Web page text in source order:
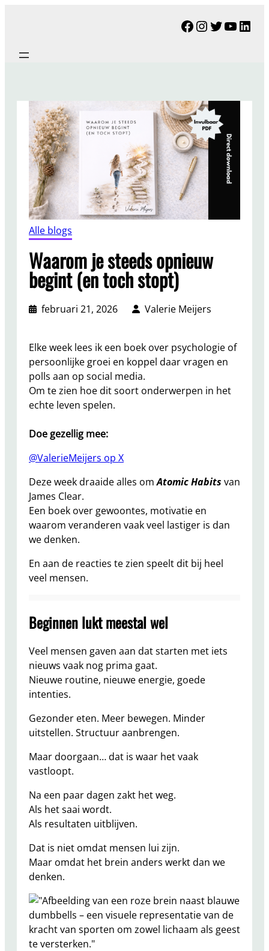
inhoud
Facebook
Instagram
Twitter
Alle blogs
Waarom je steeds opnieuw
begint (en toch stopt)
februari 21, 2026 Valerie Meijers
Elke week lees ik een boek over psychologie of
persoonlijke groei en koppel daar vragen en
polls aan op social media.
Om te zien hoe dit soort onderwerpen in het
echte leven spelen.
Doe gezellig mee:
@ValerieMeijers op X
Deze week draaide alles om Atomic Habits van
James Clear.
Een boek over gewoontes, motivatie en
waarom veranderen vaak veel lastiger is dan
we denken.
En aan de reacties te zien speelt dit bij heel
veel mensen.
Beginnen lukt meestal wel
Veel mensen gaven aan dat starten met iets
nieuws vaak nog prima gaat.
Nieuwe routine, nieuwe energie, goede
intenties.
Gezonder eten. Meer bewegen. Minder
uitstellen. Structuur aanbrengen.
Maar doorgaan… dat is waar het vaak
vastloopt.
Na een paar dagen zakt het weg.
Als het saai wordt.
Als resultaten uitblijven.
Dat is niet omdat mensen lui zijn.
Maar omdat het brein anders werkt dan we
denken.